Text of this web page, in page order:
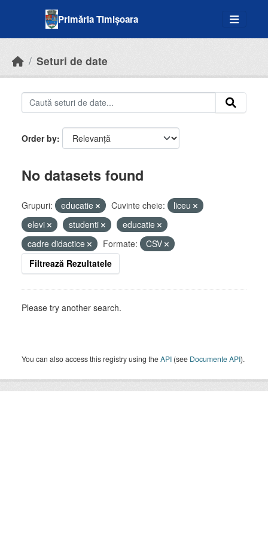
Primăria Timișoara
Seturi de date
Order by
No datasets found
Grupuri: educatie Cuvinte cheie:
liceu
elevi
studenti
educatie
cadre didactice
Formate:
CSV
Filtrează Rezultatele
Please try another search.
You can also access this registry using theAPI (see Documente API).